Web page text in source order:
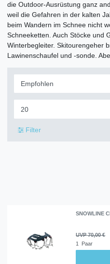
die Outdoor-Ausrüstung ganz
weil die Gefahren in der kalten
beim Wandern im Schnee nicht
Schneeketten. Auch Stöcke und
Winterbegleiter. Skitourengeher
Lawinenschaufel und -sonde.
Filter
SNOWLINE
UVP 70,00 €
1 Paar